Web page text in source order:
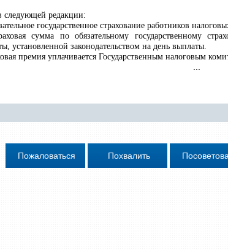
следующей редакции:
государственное страхование работников
сумма по обязательному государственному
установленной законодательством на день выплаты.
премия уплачивается Государственным налоговым